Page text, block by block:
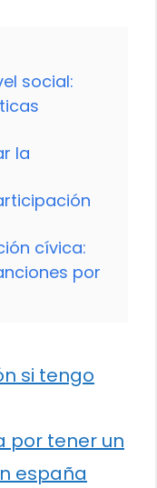
social:
la
cívica:
por
si tengo
por tener un
españa